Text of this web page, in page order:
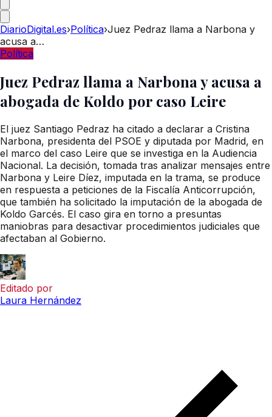
DiarioDigital.es›Política›Juez Pedraz llama a Narbona y
acusa a…
Política
Juez Pedraz llama a Narbona y acusa a
abogada de Koldo por caso Leire
El juez Santiago Pedraz ha citado a declarar a Cristina
Narbona, presidenta del PSOE y diputada por Madrid, en
el marco del caso Leire que se investiga en la Audiencia
Nacional. La decisión, tomada tras analizar mensajes entre
Narbona y Leire Díez, imputada en la trama, se produce
en respuesta a peticiones de la Fiscalía Anticorrupción,
que también ha solicitado la imputación de la abogada de
Koldo Garcés. El caso gira en torno a presuntas
maniobras para desactivar procedimientos judiciales que
afectaban al Gobierno.
Editado por
Laura Hernández